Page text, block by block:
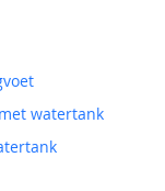
watertank